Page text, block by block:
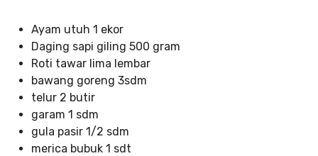
Ayam utuh 1 ekor
Daging sapi giling 500 gram
Roti tawar lima lembar
bawang goreng 3sdm
telur 2 butir
garam 1 sdm
gula pasir 1/2 sdm
merica bubuk 1 sdt